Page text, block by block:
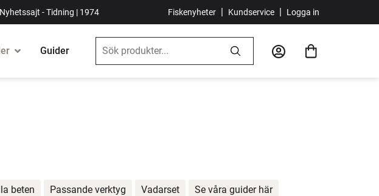
- Tidning | 1974 Fiskenyheter | Kundservice | Logga in
Guider
beten Passande verktyg Vadarset Se våra guider här